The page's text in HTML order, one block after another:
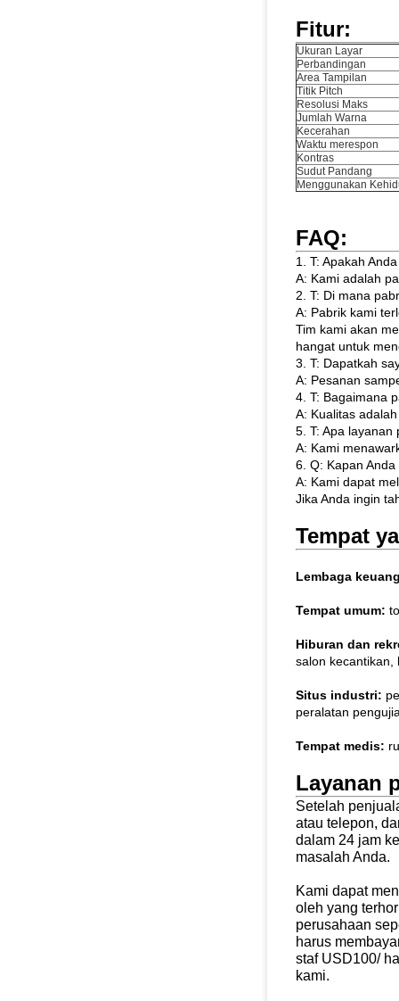
Fitur:
Ukuran Layar
Perbandingan
Area Tampilan
Titik Pitch
Resolusi Maks
Jumlah Warna
Kecerahan
Waktu merespon
Kontras
Sudut Pandang
Menggunakan
FAQ:
1. T: Apakah
A: Kami adalah
2. T: Di mana
A: Pabrik kami
Tim kami akan
hangat untuk
3. T: Dapatkah
A: Pesanan
4. T: Bagaimana
A: Kualitas
5. T: Apa layanan
A: Kami
6. Q: Kapan
A: Kami dapat
Jika Anda ingin
Tempat
Lembaga
Tempat umum:
Hiburan dan
salon kecantikan,
Situs industri:
peralatan
Tempat medis:
Layanan
Setelah
atau telepon,
dalam 24 jam
masalah Anda.
Kami dapat
oleh yang
perusahaan
harus
staf USD100/
kami.